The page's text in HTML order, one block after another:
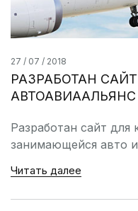
27 / 07 / 2018
РАЗРАБОТАН
АВТОАВИААЛЬЯНС
Разработан сайт
занимающейся авто
Читать далее